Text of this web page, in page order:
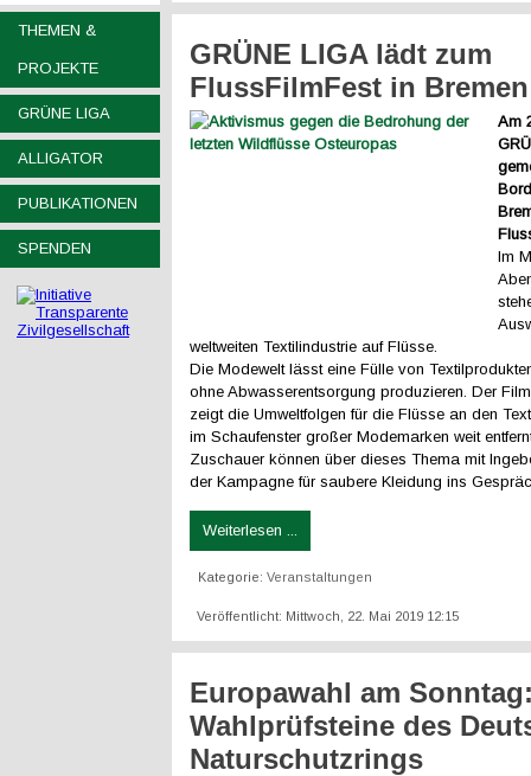
THEMEN &
PROJEKTE
GRÜNE LIGA
ALLIGATOR
PUBLIKATIONEN
SPENDEN
GRÜNE LIGA lädt zum
FlussFilmFest in
Am
Im
weltweiten Textilindustrie auf Flüsse.
Die Modewelt lässt eine Fülle von
ohne Abwasserentsorgung produzieren. Der Film
zeigt die Umweltfolgen für die Flüsse an den
im Schaufenster großer Modemarken weit
Zuschauer können über dieses Thema mit
der Kampagne für saubere Kleidung ins
Weiterlesen ...
Kategorie: Veranstaltungen
Veröffentlicht: Mittwoch, 22. Mai 2019 12:15
Europawahl am
Wahlprüfsteine des
Naturschutzrings